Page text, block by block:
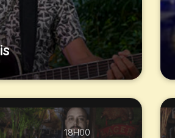
18H00